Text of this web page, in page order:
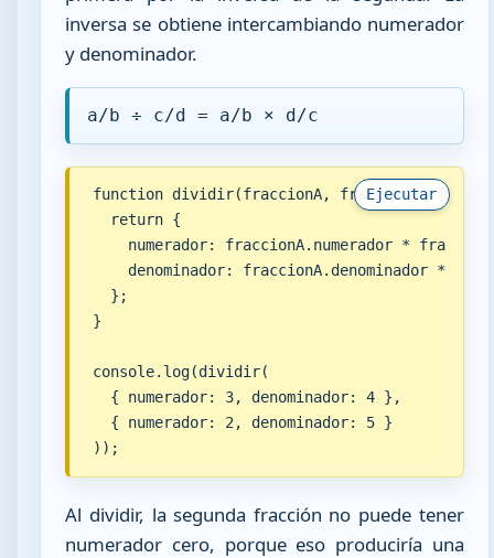
inversa se obtiene intercambiando numerador
y denominador.
a/b ÷ c/d = a/b × d/c
Ejecutar
function dividir(fraccionA, fraccionB) {
  return {
numerador: fraccionA.numerador *
denominador: fraccionA.denominador *
  };
}
console.log(dividir(
  { numerador: 3, denominador: 4 },
  { numerador: 2, denominador: 5 }
));
Al dividir, la segunda fracción no puede tener
numerador cero, porque eso produciría una